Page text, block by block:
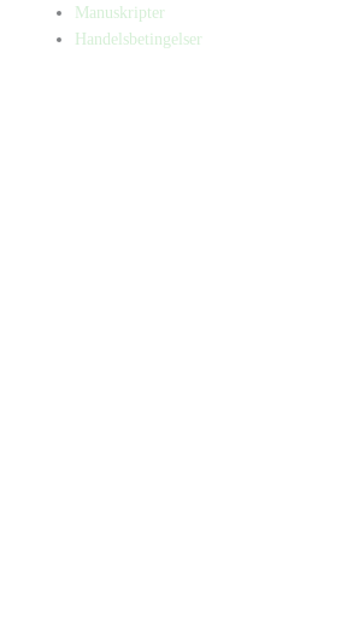
Manuskripter
Handelsbetingelser